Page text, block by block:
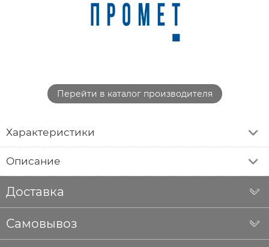
Перейти в каталог производителя
Характеристики
Описание
Доставка
Самовывоз